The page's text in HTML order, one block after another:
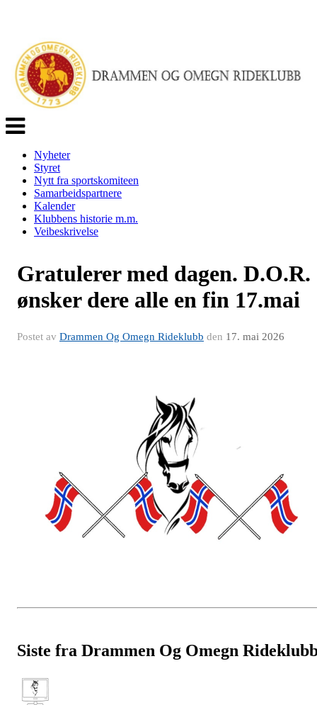
Veksle
navigasjon
Nyheter
Styret
Nytt fra sportskomiteen
Samarbeidspartnere
Kalender
Klubbens historie m.m.
Veibeskrivelse
Gratulerer med dagen. D.O.R.
ønsker dere alle en fin 17.mai
Postet av Drammen Og Omegn Rideklubb den 17. mai 2026
Siste fra Drammen Og Omegn